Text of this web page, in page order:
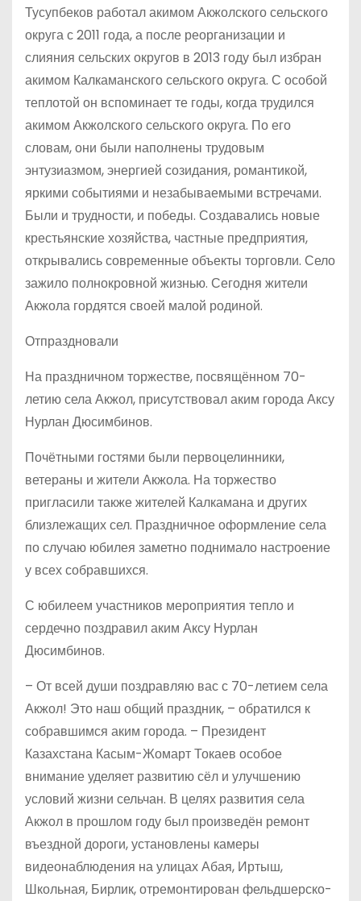
Тусупбеков работал акимом Акжолского сельского
округа с 2011 года, а после реорганизации и
слияния сельских округов в 2013 году был избран
акимом Калкаманского сельского округа. С особой
теплотой он вспоминает те годы, когда трудился
акимом Акжолского сельского округа. По его
словам, они были наполнены трудовым
энтузиазмом, энергией созидания, романтикой,
яркими событиями и незабываемыми встречами.
Были и трудности, и победы. Создавались новые
крестьянские хозяйства, частные предприятия,
открывались современные объекты торговли. Село
зажило полнокровной жизнью. Сегодня жители
Акжола гордятся своей малой родиной.
Отпраздновали
На праздничном торжестве, посвящённом 70-
летию села Акжол, присутствовал аким города Аксу
Нурлан Дюсимбинов.
Почётными гостями были первоцелинники,
ветераны и жители Акжола. На торжество
пригласили также жителей Калкамана и других
близлежащих сел. Праздничное оформление села
по случаю юбилея заметно поднимало настроение
у всех собравшихся.
С юбилеем участников мероприятия тепло и
сердечно поздравил аким Аксу Нурлан
Дюсимбинов.
– От всей души поздравляю вас с 70-летием села
Акжол! Это наш общий праздник, – обратился к
собравшимся аким города. – Президент
Казахстана Касым-Жомарт Токаев особое
внимание уделяет развитию сёл и улучшению
условий жизни сельчан. В целях развития села
Акжол в прошлом году был произведён ремонт
въездной дороги, установлены камеры
видеонаблюдения на улицах Абая, Иртыш,
Школьная, Бирлик, отремонтирован фельдшерско-